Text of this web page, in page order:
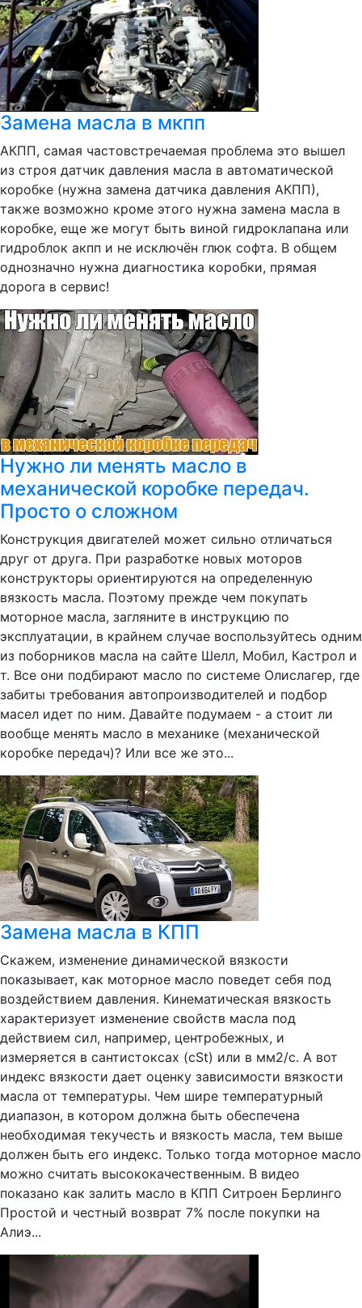
Замена масла в мкпп
АКПП, самая частовстречаемая проблема это вышел
из строя датчик давления масла в автоматической
коробке (нужна замена датчика давления АКПП),
также возможно кроме этого нужна замена масла в
коробке, еще же могут быть виной гидроклапана или
гидроблок акпп и не исключён глюк софта. В общем
однозначно нужна диагностика коробки, прямая
дорога в сервис!
Нужно ли менять масло в
механической коробке передач.
Просто о сложном
Конструкция двигателей может сильно отличаться
друг от друга. При разработке новых моторов
конструкторы ориентируются на определенную
вязкость масла. Поэтому прежде чем покупать
моторное масла, загляните в инструкцию по
эксплуатации, в крайнем случае воспользуйтесь одним
из поборников масла на сайте Шелл, Мобил, Кастрол и
т. Все они подбирают масло по системе Олислагер, где
забиты требования автопроизводителей и подбор
масел идет по ним. Давайте подумаем - а стоит ли
вообще менять масло в механике (механической
коробке передач)? Или все же это...
Замена масла в КПП
Скажем, изменение динамической вязкости
показывает, как моторное масло поведет себя под
воздействием давления. Кинематическая вязкость
характеризует изменение свойств масла под
действием сил, например, центробежных, и
измеряется в сантистоксах (сSt) или в мм2/с. А вот
индекс вязкости дает оценку зависимости вязкости
масла от температуры. Чем шире температурный
диапазон, в котором должна быть обеспечена
необходимая текучесть и вязкость масла, тем выше
должен быть его индекс. Только тогда моторное масло
можно считать высококачественным. В видео
показано как залить масло в КПП Ситроен Берлинго
Простой и честный возврат 7% после покупки на
Алиэ...